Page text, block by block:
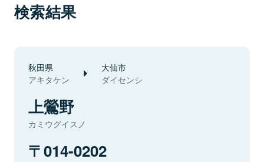
検索結果
秋田県
アキタケン
大仙市
ダイセンシ
上鶯野
カミウグイスノ
014-0202